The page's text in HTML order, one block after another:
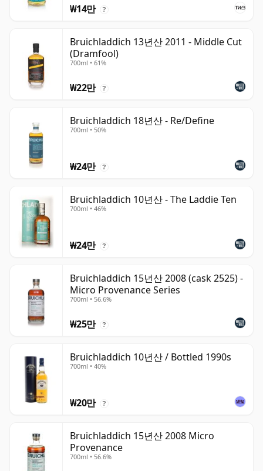
₩14만 ?
Bruichladdich 13년산 2011 - Middle Cut
(Dramfool)
700ml • 61%
₩22만 ?
Bruichladdich 18년산 - Re/Define
700ml • 50%
₩24만 ?
Bruichladdich 10년산 - The Laddie Ten
700ml • 46%
₩24만 ?
Bruichladdich 15년산 2008 (cask 2525) -
Micro Provenance Series
700ml • 56.6%
₩25만 ?
Bruichladdich 10년산 / Bottled 1990s
700ml • 40%
₩20만 ?
Bruichladdich 15년산 2008 Micro
Provenance
700ml • 56.6%